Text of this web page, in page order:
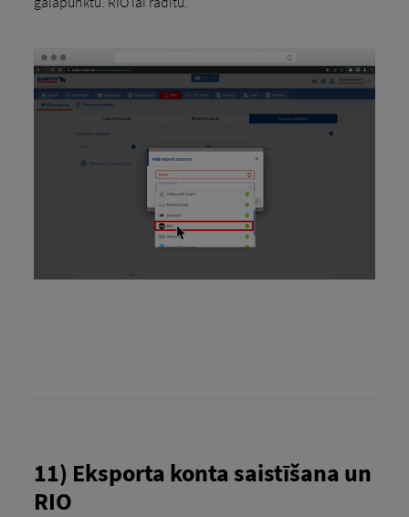
11) Eksporta konta saistīšana un
RIO